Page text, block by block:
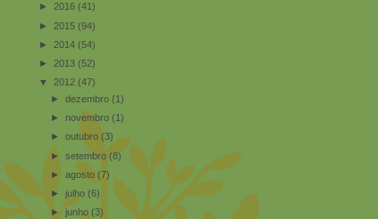
► 2016 (41)
► 2015 (94)
► 2014 (54)
► 2013 (52)
▼ 2012 (47)
►dezembro(1)
► novembro(1)
►outubro (3)
►setembro(8)
►agosto(7)
►julho(6)
►junho(3)